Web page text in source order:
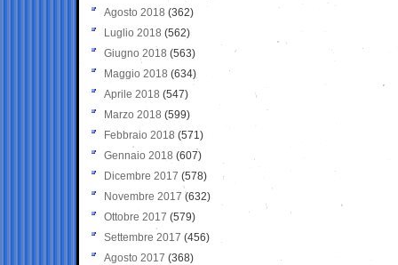
Agosto 2018 (362)
Luglio 2018 (562)
Giugno 2018 (563)
Maggio 2018 (634)
Aprile 2018 (547)
Marzo 2018 (599)
Febbraio 2018 (571)
Gennaio 2018 (607)
Dicembre 2017 (578)
Novembre 2017 (632)
Ottobre 2017 (579)
Settembre 2017 (456)
Agosto 2017 (368)